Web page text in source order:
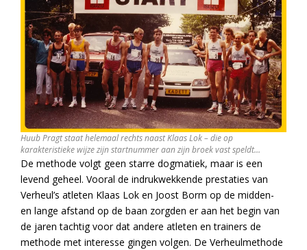
Huub Pragt staat helemaal rechts naast Klaas Lok – die op
karakteristieke wijze zijn startnummer aan zijn broek vast speldt…
De methode volgt geen starre dogmatiek, maar is een
levend geheel. Vooral de indrukwekkende prestaties van
Verheul’s atleten Klaas Lok en Joost Borm op de midden-
en lange afstand op de baan zorgden er aan het begin van
de jaren tachtig voor dat andere atleten en trainers de
methode met interesse gingen volgen. De Verheulmethode